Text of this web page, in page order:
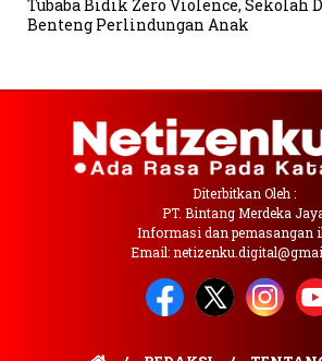
Tubaba Bidik Zero Violence, Sekolah
Benteng Perlindungan Anak
Diterbitkan Oleh :
PT. Bintang Merdeka
Informasi dan pemasangan
Email: